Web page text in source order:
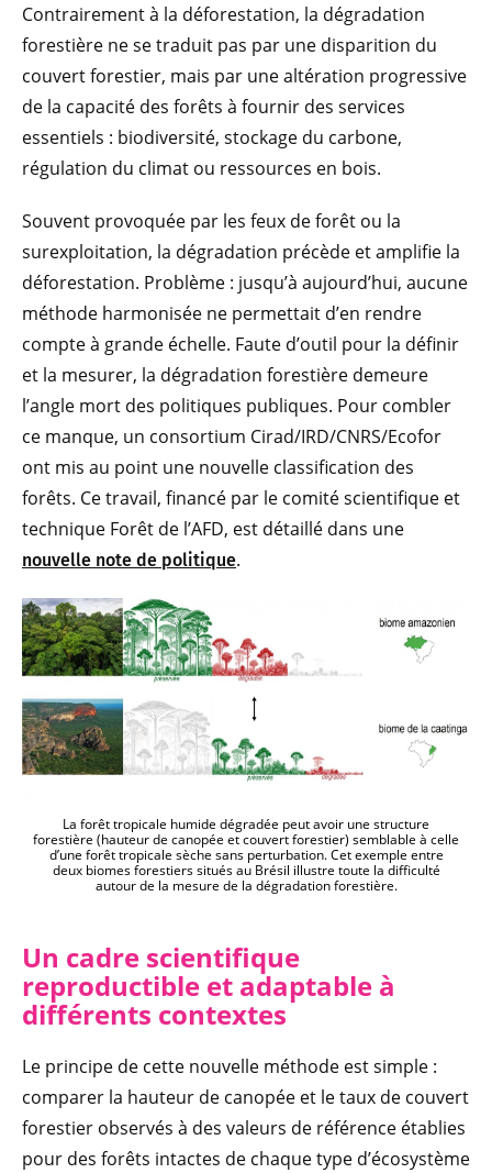
Contrairement à la déforestation, la dégradation
forestière ne se traduit pas par une disparition du
couvert forestier, mais par une altération progressive
de la capacité des forêts à fournir des services
essentiels : biodiversité, stockage du carbone,
régulation du climat ou ressources en bois.
Souvent provoquée par les feux de forêt ou la
surexploitation, la dégradation précède et amplifie la
déforestation. Problème : jusqu’à aujourd’hui, aucune
méthode harmonisée ne permettait d’en rendre
compte à grande échelle. Faute d’outil pour la définir
et la mesurer, la dégradation forestière demeure
l’angle mort des politiques publiques. Pour combler
ce manque, un consortium Cirad/IRD/CNRS/Ecofor
ont mis au point une nouvelle classification des
forêts. Ce travail, financé par le comité scientifique et
technique Forêt de l’AFD, est détaillé dans une
nouvelle note de politique.
La forêt tropicale humide dégradée peut avoir une structure
forestière (hauteur de canopée et couvert forestier) semblable à celle
d’une forêt tropicale sèche sans perturbation. Cet exemple entre
deux biomes forestiers situés au Brésil illustre toute la difficulté
autour de la mesure de la dégradation forestière.
Un cadre scientifique
reproductible et adaptable à
différents contextes
Le principe de cette nouvelle méthode est simple :
comparer la hauteur de canopée et le taux de couvert
forestier observés à des valeurs de référence établies
pour des forêts intactes de chaque type d’écosystème